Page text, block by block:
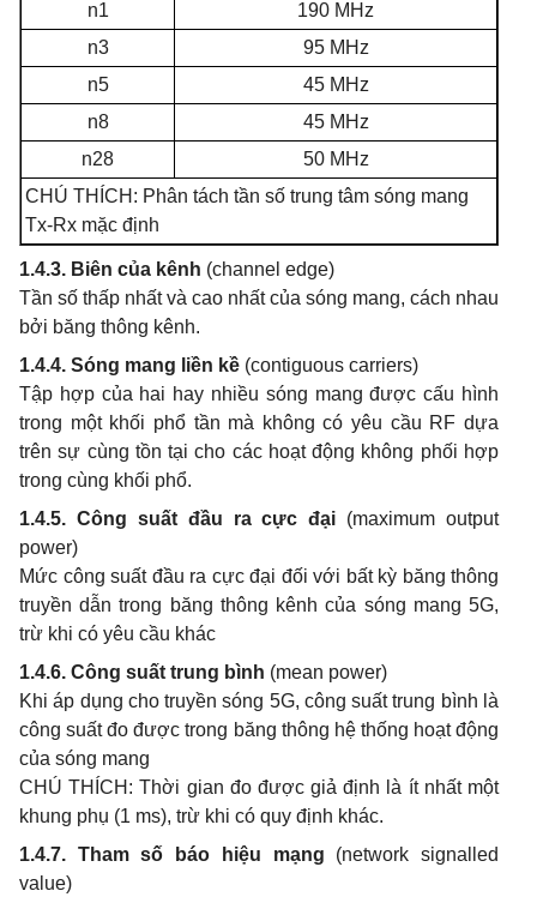
n1
190 MHz
n3
95 MHz
n5
45 MHz
n8
45 MHz
n28
50 MHz
CHÚ THÍCH: Phân tách tần số trung tâm sóng mang
Tx-Rx mặc định
1.4.3. Biên của kênh (channel edge)
Tần số thấp nhất và cao nhất của sóng mang, cách nhau
bởi băng thông kênh.
1.4.4. Sóng mang liền kề (contiguous carriers)
Tập hợp của hai hay nhiều sóng mang được cấu hình
trong một khối phổ tần mà không có yêu cầu RF dựa
trên sự cùng tồn tại cho các hoạt động không phối hợp
trong cùng khối phổ.
1.4.5. Công suất đầu ra cực đại (maximum output
power)
Mức công suất đầu ra cực đại đối với bất kỳ băng thông
truyền dẫn trong băng thông kênh của sóng mang 5G,
trừ khi có yêu cầu khác
1.4.6. Công suất trung bình (mean power)
Khi áp dụng cho truyền sóng 5G, công suất trung bình là
công suất đo được trong băng thông hệ thống hoạt động
của sóng mang
CHÚ THÍCH: Thời gian đo được giả định là ít nhất một
khung phụ (1 ms), trừ khi có quy định khác.
1.4.7. Tham số báo hiệu mạng (network signalled
value)